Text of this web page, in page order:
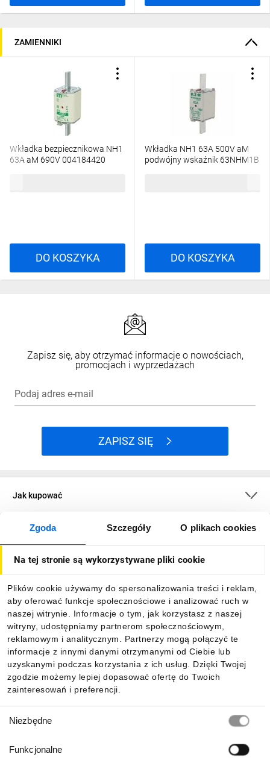
Zgoda Szczegóły O plikach cookies
Na tej stronie są wykorzystywane pliki cookie
Plików cookie używamy do spersonalizowania treści i reklam,
aby oferować funkcje społecznościowe i analizować ruch w
naszej witrynie. Informacje o tym, jak korzystasz z naszej
witryny, udostępniamy partnerom społecznościowym,
reklamowym i analitycznym. Partnerzy mogą połączyć te
informacje z innymi danymi otrzymanymi od Ciebie lub
uzyskanymi podczas korzystania z ich usług. Dzięki Twojej
zgodzie możemy lepiej dopasować ofertę do Twoich
zainteresowań i preferencji.
zgody
Niezbędne
Funkcjonalne
ZAMIENNIKI
Wkładka bezpiecznikowa NH1
63A aM 690V 004184420
DO KOSZYKA
Wkładka NH1 63A 500V aM
podwójny wskaźnik 63NHM1B
DO KOSZYKA
Zapisz się, aby otrzymać informacje o nowościach,
promocjach i wyprzedażach
Podaj adres e-mail
ZAPISZ SIĘ
Jak kupować
O firmie
Informacje
Pobierz naszą aplikację mobilną: